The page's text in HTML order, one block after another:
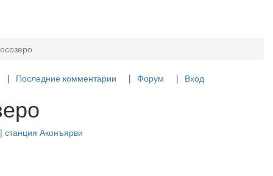
Последние комментарии Форум Вход
станция Аконъярви